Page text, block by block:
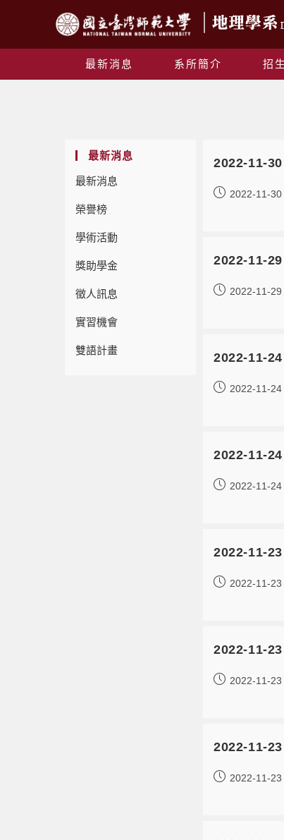
最新消息 系所簡介 招
最新消息
最新消息
榮譽榜
學術活動
獎助學金
徵人訊息
實習機會
雙語計畫
2022-11-
2022-11-30
2022-11-
2022-11-29
2022-11-
2022-11-24
2022-11-
2022-11-24
2022-11-
2022-11-23
2022-11-
2022-11-23
2022-11-
2022-11-23